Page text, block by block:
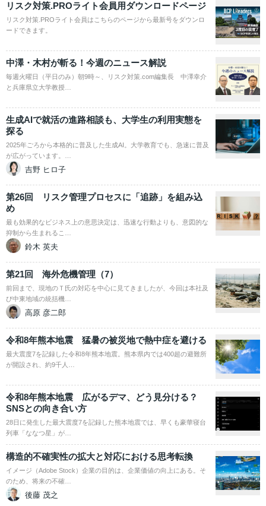
リスク対策.PROライト会員用ダウンロードページ
リスク対策.PROライト会員はこちらのページから最新号をダウンロ
ードできます。
中澤・木村が斬る！今週のニュース解説
毎週火曜日（平日のみ）朝9時～、リスク対策.com編集長 中澤幸介
と兵庫県立大学教授…
生成AIで就活の進路相談も、大学生の利用実態を
探る
2025年ごろから本格的に普及した生成AI。大学教育でも、急速に普及
が広がっています。…
吉野 ヒロ子
第26回 リスク管理プロセスに「追跡」を組み込
め
最も効果的なビジネス上の意思決定は、迅速な行動よりも、意図的な
抑制から生まれるこ…
鈴木 英夫
第21回 海外危機管理（7）
前回まで、現地のＴ氏の対応を中心に見てきましたが、今回は本社及
び中東地域の統括機…
高原 彦二郎
令和8年熊本地震 猛暑の被災地で熱中症を避ける
最大震度7を記録した令和8年熊本地震。熊本県内では400超の避難所
が開設され、約9千人…
令和8年熊本地震 広がるデマ、どう見分ける？
SNSとの向き合い方
28日に発生した最大震度7を記録した熊本地震では、早くも豪華寝台
列車「ななつ星」が…
構造的不確実性の拡大と対応における思考転換
イメージ（Adobe Stock）企業の目的は、企業価値の向上にある。そ
のため、将来の不確…
後藤 茂之